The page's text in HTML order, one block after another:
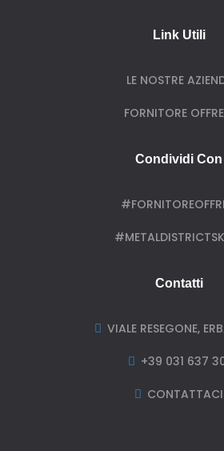
Link Utili
LE NOSTRE
FORNITORE
Condividi Con
Contatti
 VIALE RESEGONE,
 +39 031 637
 CONTATTACI